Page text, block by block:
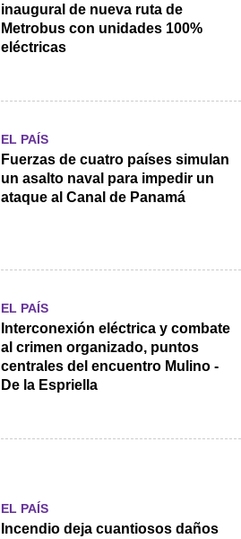
inaugural de nueva ruta de
Metrobus con unidades 100%
eléctricas
EL PAÍS
Fuerzas de cuatro países simulan
un asalto naval para impedir un
ataque al Canal de Panamá
EL PAÍS
Interconexión eléctrica y combate
al crimen organizado, puntos
centrales del encuentro Mulino -
De la Espriella
EL PAÍS
Incendio deja cuantiosos daños